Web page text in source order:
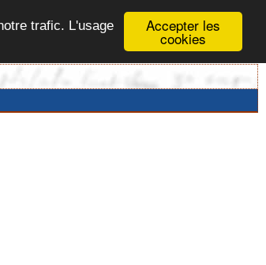
Accepter les
cookies
trafic. L'usage